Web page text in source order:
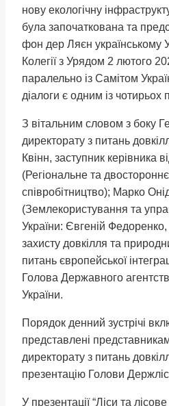
нову екологічну
була започаткована та
фон дер Ляєн українському
Колегії з Урядом 2 лютого
паралельно із Самітом
діалоги є одним із чотирьох
З вітальним словом з боку
директорату з питань
Квінн, заступник керівника
(Регіональне та
співробітництво); Марко
(Землекористування та
України: Євгеній Федоренко,
захисту довкілля та
питань європейської
Голова Державного
України.
Порядок денний зустрічі
представлені
директорату з питань
презентацію Голови
У презентації “Ліси та